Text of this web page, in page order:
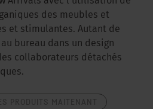
des meubles et
et stimulantes. Autant de
bureau dans un design
collaborateurs détachés